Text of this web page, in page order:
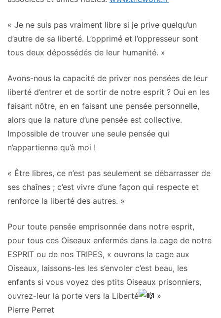
« Je ne suis pas vraiment libre si je prive quelqu’un
d’autre de sa liberté. L’opprimé et l’oppresseur sont
tous deux dépossédés de leur humanité. »
Avons-nous la capacité de priver nos pensées de leur
liberté d’entrer et de sortir de notre esprit ? Oui en les
faisant nôtre, en en faisant une pensée personnelle,
alors que la nature d’une pensée est collective.
Impossible de trouver une seule pensée qui
n’appartienne qu’à moi !
« Être libres, ce n’est pas seulement se débarrasser de
ses chaînes ; c’est vivre d’une façon qui respecte et
renforce la liberté des autres. »
Pour toute pensée emprisonnée dans notre esprit,
pour tous ces Oiseaux enfermés dans la cage de notre
ESPRIT ou de nos TRIPES, « ouvrons la cage aux
Oiseaux, laissons-les les s’envoler c’est beau, les
enfants si vous voyez des ptits Oiseaux prisonniers,
ouvrez-leur la porte vers la Liberté
»
Pierre Perret